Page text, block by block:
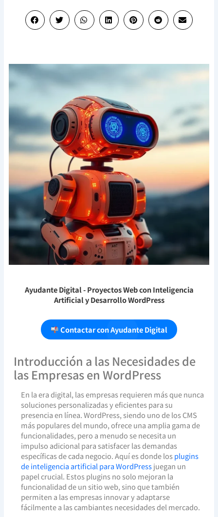
Ayudante Digital- Proyectos Web con Inteligencia
Artificial y Desarrollo WordPress
Contactar con Ayudante Digital
Introducción a las Necesidades de
las Empresas en WordPress
En la era digital, las empresas requieren más que nunca
soluciones personalizadas y eficientes para su
presencia en línea. WordPress, siendo uno de los CMS
más populares del mundo, ofrece una amplia gama de
funcionalidades, pero a menudo se necesita un
impulso adicional para satisfacer las demandas
específicas de cada negocio. Aquí es donde losplugins
de inteligencia artificial para WordPressjuegan un
papel crucial. Estos plugins no solo mejoran la
funcionalidad de un sitio web, sino que también
permiten a las empresas innovar y adaptarse
fácilmente a las cambiantes necesidades del mercado.